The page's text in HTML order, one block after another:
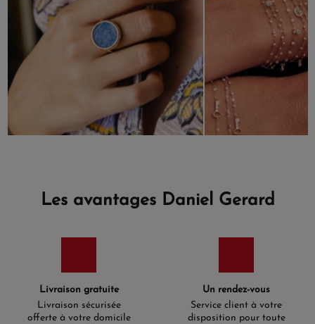
Les avantages Daniel Gerard
Livraison gratuite
Livraison sécurisée
offerte à votre domicile
Un rendez-vous
Service client à votre
disposition pour toute